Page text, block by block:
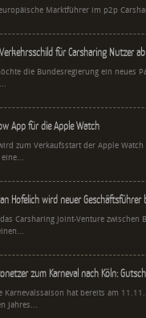
Marktführer im p2p
für Carsharing Nutzer
die Bundesregierung ein neues
App für die Apple Watch
zum Verkaufsstart der Apple
Hofelich wird neuer Geschäftsführer
Carsharing Joint-Venture zwischen
zum Karneval nach Köln:
Karnevalssaison hat bereits am 11.11.
Jahres...